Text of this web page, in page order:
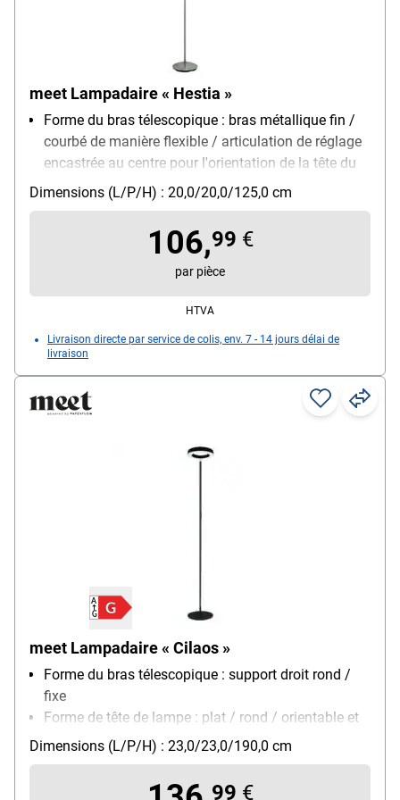
meet Lampadaire « Hestia »
Forme du bras télescopique : bras métallique fin /
courbé de manière flexible / articulation de réglage
encastrée au centre pour l'orientation de la tête du
luminaire
Forme de tête de lampe : cylindrique / orientable et
inclinable / forme étroite
Modèle d'ampoule : ampoule (non fournie) / G10 /
Particularités : interrupteur sur la structure /
aluminium brossé
Dimensions (L/P/H) : 20,0/20,0/125,0 cm
106,99 €
par pièce
HTVA
Livraison directe par service de colis, env. 7 - 14 jours délai de
livraison
meet Lampadaire « Cilaos »
Forme du bras télescopique : support droit rond /
fixe
Forme de tête de lampe : plat / rond / orientable et
inclinable
Montage : pied
Modèle d'ampoule : LED (fixe)
Dimensions (L/P/H) : 23,0/23,0/190,0 cm
99 €